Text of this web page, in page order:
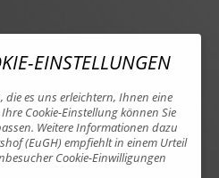
EINSTELLUNGEN
die es uns erleichtern, Ihnen eine
Cookie-Einstellung können Sie
Weitere Informationen dazu
(EuGH) empfiehlt in einem Urteil
Cookie-Einwilligungen